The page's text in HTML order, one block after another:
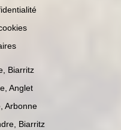
Biarritz
Anglet
Arbonne
Biarritz